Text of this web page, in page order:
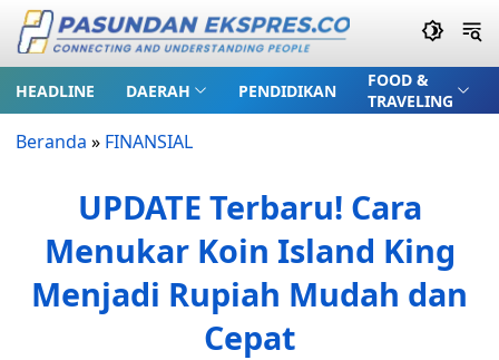
HEADLINE DAERAH PENDIDIKAN
FOOD &
TRAVELING
Beranda » FINANSIAL
UPDATE Terbaru! Cara
Menukar Koin Island King
Menjadi Rupiah Mudah dan
Cepat